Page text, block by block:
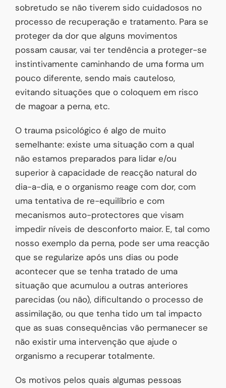
sobretudo se não tiverem sido cuidadosos no
processo de recuperação e tratamento. Para se
proteger da dor que alguns movimentos
possam causar, vai ter tendência a proteger-se
instintivamente caminhando de uma forma um
pouco diferente, sendo mais cauteloso,
evitando situações que o coloquem em risco
de magoar a perna, etc.
O trauma psicológico é algo de muito
semelhante: existe uma situação com a qual
não estamos preparados para lidar e/ou
superior à capacidade de reacção natural do
dia-a-dia, e o organismo reage com dor, com
uma tentativa de re-equilíbrio e com
mecanismos auto-protectores que visam
impedir níveis de desconforto maior. E, tal como
nosso exemplo da perna, pode ser uma reacção
que se regularize após uns dias ou pode
acontecer que se tenha tratado de uma
situação que acumulou a outras anteriores
parecidas (ou não), dificultando o processo de
assimilação, ou que tenha tido um tal impacto
que as suas consequências vão permanecer se
não existir uma intervenção que ajude o
organismo a recuperar totalmente.
Os motivos pelos quais algumas pessoas